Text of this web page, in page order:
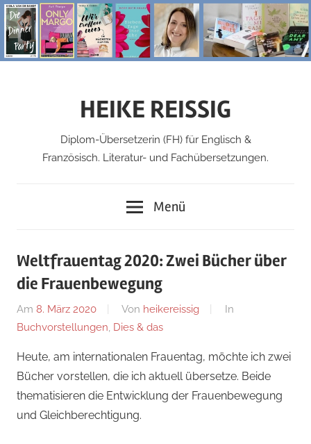
Zum
Inhalt
springen
HEIKE REISSIG
Diplom-Übersetzerin (FH) für Englisch &
Französisch. Literatur- und Fachübersetzungen.
Menü
Weltfrauentag 2020: Zwei Bücher über
die Frauenbewegung
Am 8. März 2020 Von heikereissig
In
Buchvorstellungen, Dies & das
Heute, am internationalen Frauentag, möchte ich zwei
Bücher vorstellen, die ich aktuell übersetze. Beide
thematisieren die Entwicklung der Frauenbewegung
und Gleichberechtigung.